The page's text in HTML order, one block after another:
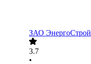
ЗАО ЭнергоСтрой
3.7
•